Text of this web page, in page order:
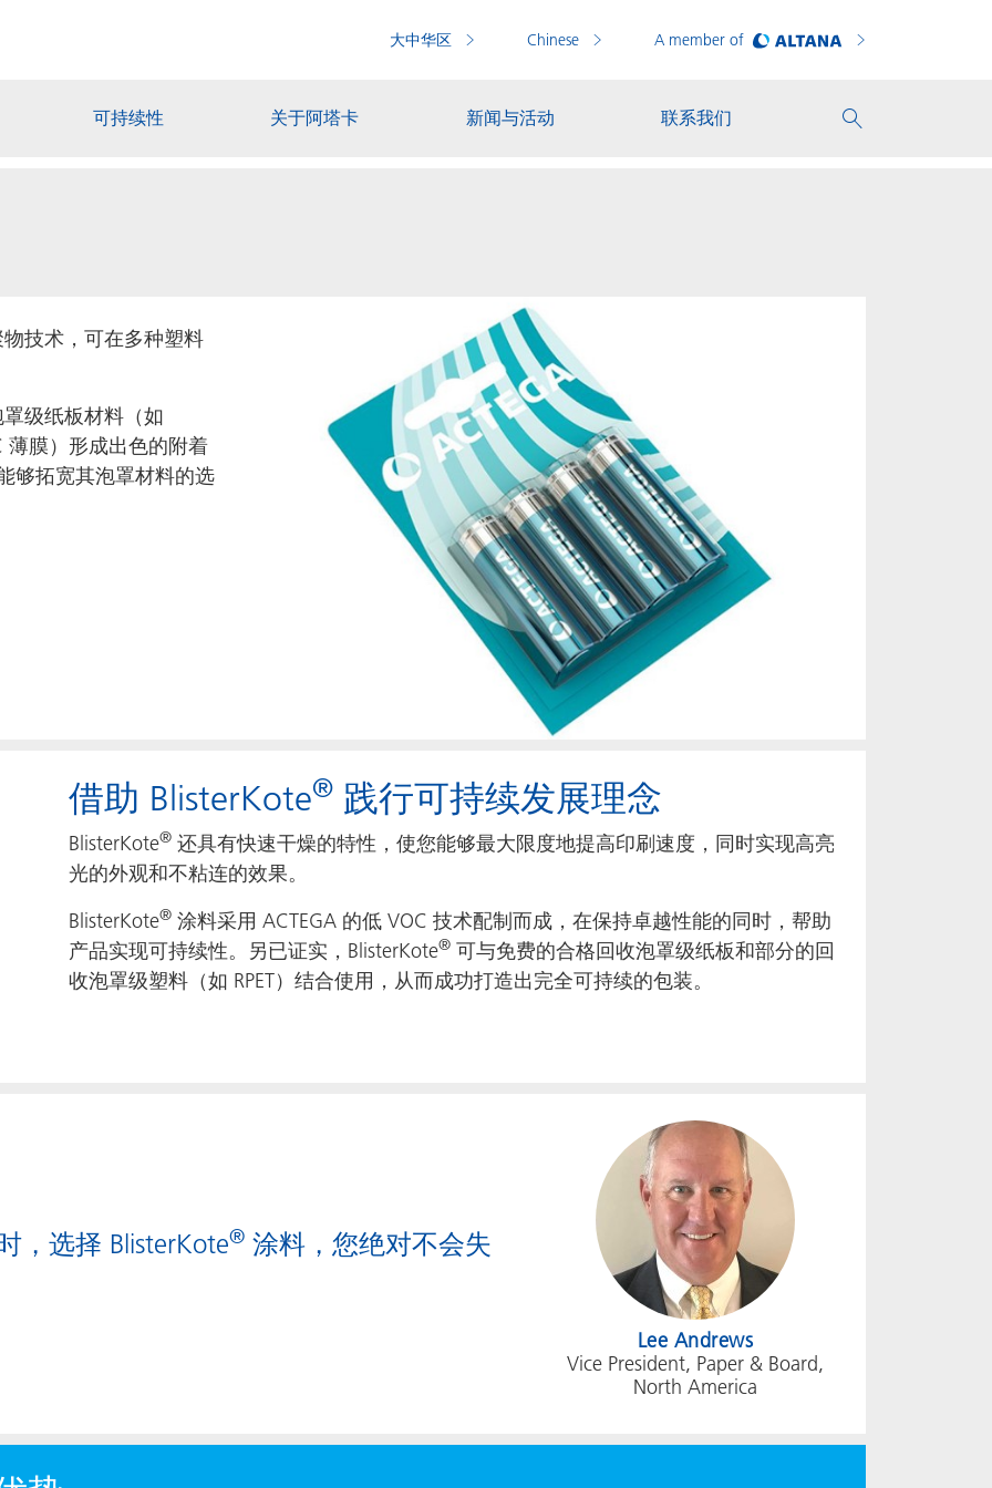
大中华区 Chinese A member of
可持续性 关于阿塔卡 新闻与活动 联系我们
技术，可在多种塑料
级纸板材料（如
薄膜）形成出色的附着
够拓宽其泡罩材料的选
借助 BlisterKote® 践行可持续发展理念
BlisterKote® 还具有快速干燥的特性，使您能够最大限度地提高印刷速度，同时实现高亮
光的外观和不粘连的效果。
BlisterKote® 涂料采用 ACTEGA 的低 VOC 技术配制而成，在保持卓越性能的同时，帮助
产品实现可持续性。另已证实，BlisterKote® 可与免费的合格回收泡罩级纸板和部分的回
收泡罩级塑料（如 RPET）结合使用，从而成功打造出完全可持续的包装。
，选择 BlisterKote®涂料，您绝对不会失
Lee Andrews
Vice President, Paper & Board,
North America